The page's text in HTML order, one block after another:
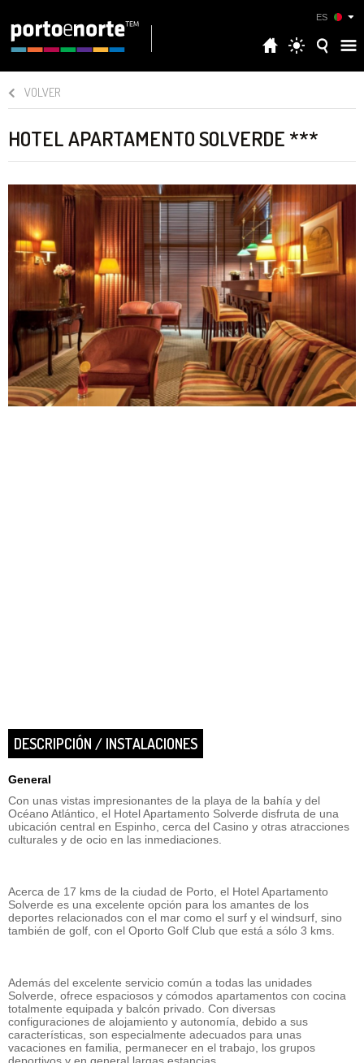
ES
VOLVER
HOTEL APARTAMENTO SOLVERDE ***
DESCRIPCIÓN / INSTALACIONES
General
Con unas vistas impresionantes de la playa de la bahía y del
Océano Atlántico, el Hotel Apartamento Solverde disfruta de una
ubicación central en Espinho, cerca del Casino y otras atracciones
culturales y de ocio en las inmediaciones.
Acerca de 17 kms de la ciudad de Porto, el Hotel Apartamento
Solverde es una excelente opción para los amantes de los
deportes relacionados con el mar como el surf y el windsurf, sino
también de golf, con el Oporto Golf Club que está a sólo 3 kms.
Además del excelente servicio común a todas las unidades
Solverde, ofrece espaciosos y cómodos apartamentos con cocina
totalmente equipada y balcón privado. Con diversas
configuraciones de alojamiento y autonomía, debido a sus
características, son especialmente adecuados para unas
vacaciones en familia, permanecer en el trabajo, los grupos